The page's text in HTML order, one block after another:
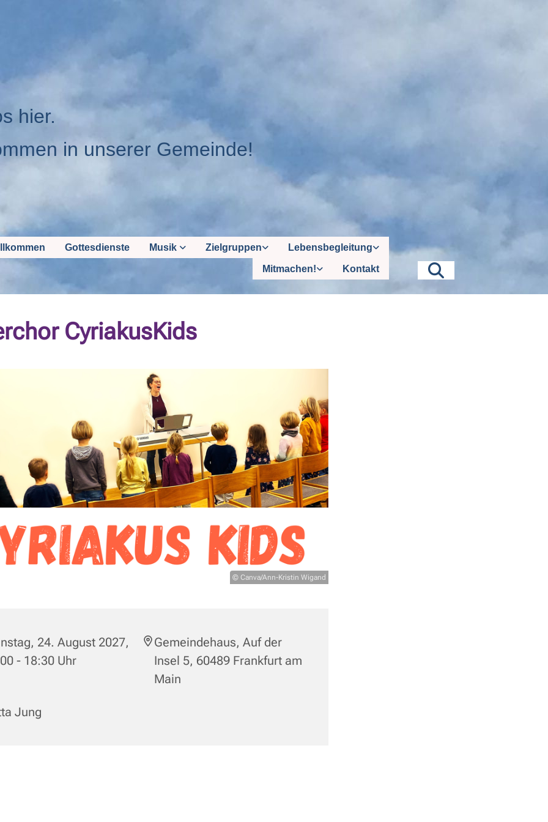
hier.
in unserer Gemeinde!
Gottesdienste Musik Zielgruppen Lebensbegleitung
Mitmachen! Kontakt
CyriakusKids
© Canva/Ann-Kristin Wigand
24. August 2027,
- 18:30 Uhr
Gemeindehaus, Auf der
Insel 5, 60489 Frankfurt am
Main
Jung